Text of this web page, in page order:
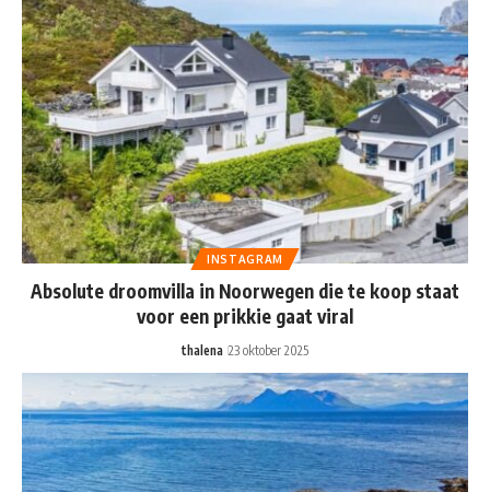
INSTAGRAM
Absolute droomvilla in Noorwegen die te koop staat
voor een prikkie gaat viral
thalena 23 oktober 2025